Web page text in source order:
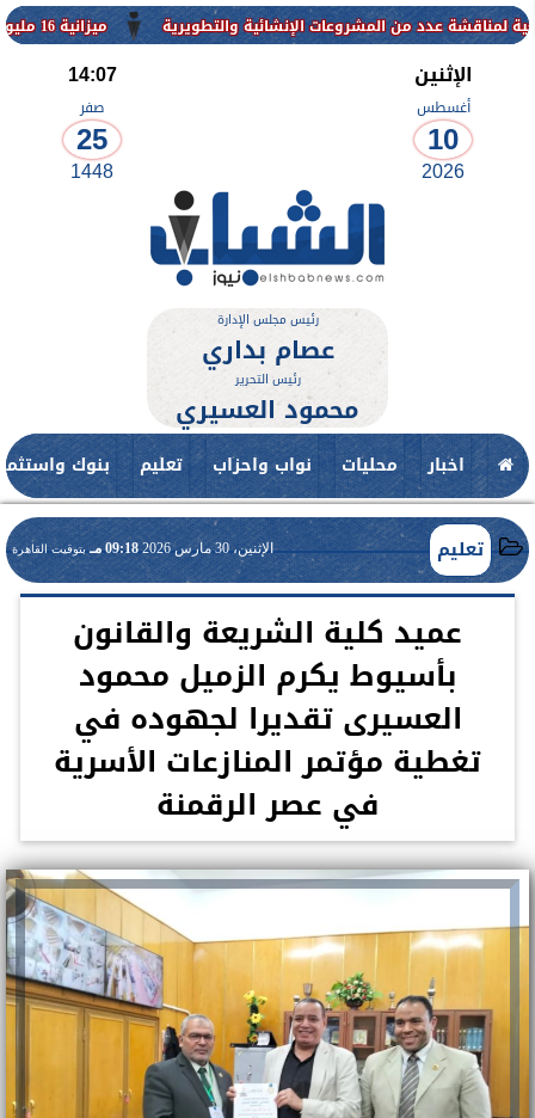
ميزانية 16 مليون جنيه لتطوير حديقة ناصر بأبوتيج.. نقلة حضارية تحافظ على تاريخها المشروعات الإنشائية والتطويرية
الإثنين
أغسطس
10
2026
14:07
صفر
25
1448
رئيس مجلس الإدارة
عصام بداري
رئيس التحرير
محمود العسيري
اخبار محليات نواب واحزاب تعليم بنوك
تعليم الإثنين، 30 مارس 2026 09:18 مـ بتوقيت القاهرة
عميد كلية الشريعة والقانون
بأسيوط يكرم الزميل محمود
العسيرى تقديرا لجهوده في
تغطية مؤتمر المنازعات الأسرية
في عصر الرقمنة